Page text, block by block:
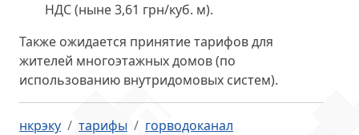
НДС (ныне 3,61 грн/куб. м).
Также ожидается принятие тарифовдля
жителей многоэтажных домов(по
использованию внутридомовых систем).
нкрэку тарифы
горводоканал